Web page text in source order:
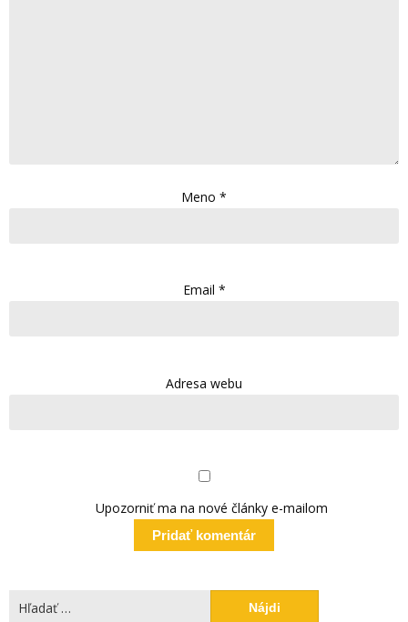
Meno *
Email *
Adresa webu
Upozorniť ma na nové články e-mailom